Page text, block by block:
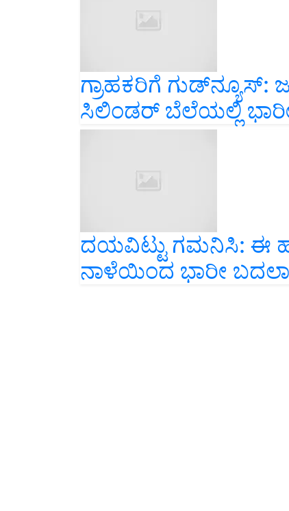
ಗ್ರಾಹಕರಿಗೆ ಗುಡ್‌ನ್ಯೂಸ್‌:
ಸಿಲಿಂಡರ್ ಬೆಲೆಯಲ್ಲಿ
ದಯವಿಟ್ಟು ಗಮನಿಸಿ: ಈ
ನಾಳೆಯಿಂದ ಭಾರೀ